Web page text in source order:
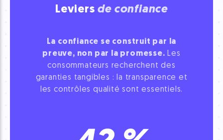
Leviers de confiance
La confiance se construit par la
preuve, non par la promesse. Les
consommateurs recherchent des
garanties tangibles : la transparence et
les contrôles qualité sont essentiels.